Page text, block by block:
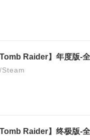
Raider】年度版-
Steam
Raider】终极版-